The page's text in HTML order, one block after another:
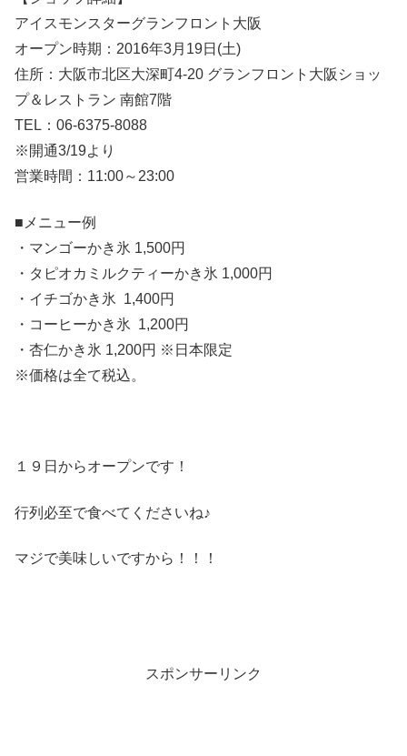
アイスモンスターグランフロント大阪
オープン時期：2016年3月19日(土)
住所：大阪市北区大深町4-20 グランフロント大阪ショッ
プ＆レストラン 南館7階
TEL：06-6375-8088
※開通3/19より
営業時間：11:00～23:00
■メニュー例
・マンゴーかき氷 1,500円
・タピオカミルクティーかき氷 1,000円
・イチゴかき氷 1,400円
・コーヒーかき氷 1,200円
・杏仁かき氷 1,200円 ※日本限定
※価格は全て税込。
１９日からオープンです！
行列必至で食べてくださいね♪
マジで美味しいですから！！！
スポンサーリンク